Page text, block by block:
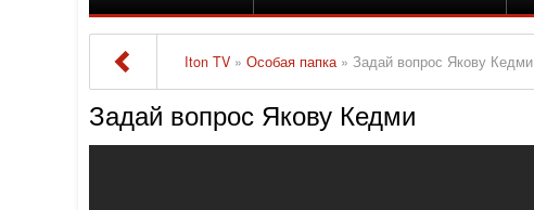
Iton TV »Особая папка» Задай вопрос Якову Кедми
Задай вопрос Якову Кедми